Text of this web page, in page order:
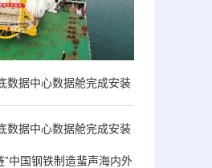
数据中心数据舱完成安装
数据中心数据舱完成安装
”中国钢铁制造蜚声海内外